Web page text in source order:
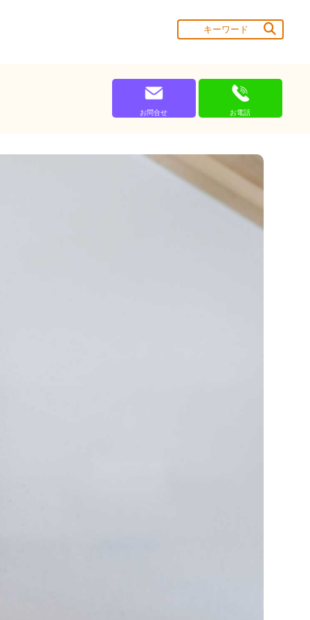
お問合せ お電話